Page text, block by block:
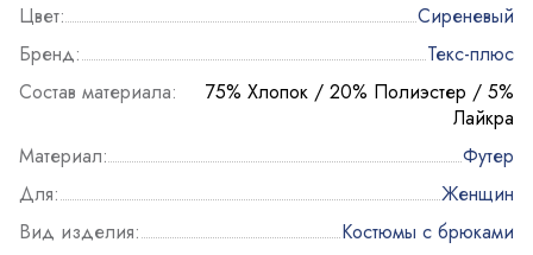
Цвет:
Сиреневый
Бренд:
Текс-плюс
Состав материала:
75% Хлопок / 20% Полиэстер / 5%
Лайкра
Материал:
Футер
Для:
Женщин
Вид изделия:
Костюмы с брюками